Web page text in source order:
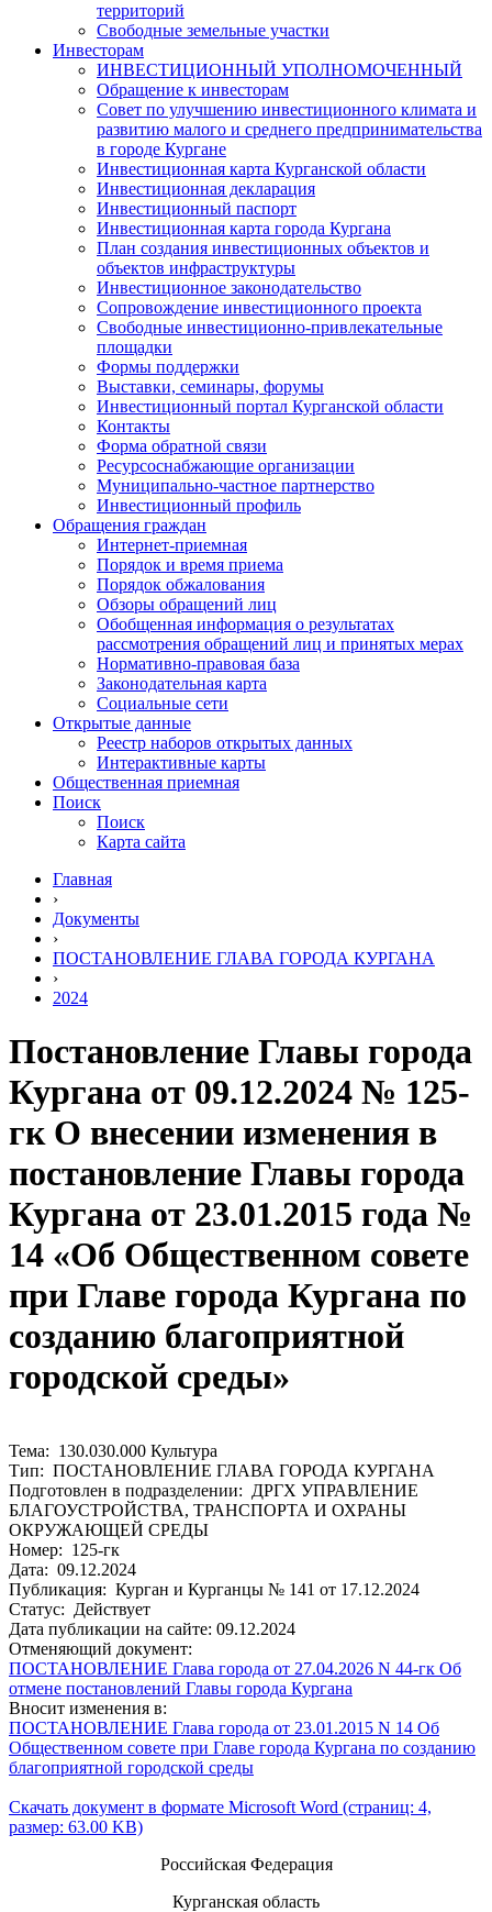
территорий
Свободные земельные участки
Инвесторам
ИНВЕСТИЦИОННЫЙ УПОЛНОМОЧЕННЫЙ
Обращение к инвесторам
Совет по улучшению инвестиционного климата и
развитию малого и среднего предпринимательства
в городе Кургане
Инвестиционная карта Курганской области
Инвестиционная декларация
Инвестиционный паспорт
Инвестиционная карта города Кургана
План создания инвестиционных объектов и
объектов инфраструктуры
Инвестиционное законодательство
Сопровождение инвестиционного проекта
Свободные инвестиционно-привлекательные
площадки
Формы поддержки
Выставки, семинары, форумы
Инвестиционный портал Курганской области
Контакты
Форма обратной связи
Ресурсоснабжающие организации
Муниципально-частное партнерство
Инвестиционный профиль
Обращения граждан
Интернет-приемная
Порядок и время приема
Порядок обжалования
Обзоры обращений лиц
Обобщенная информация о результатах
рассмотрения обращений лиц и принятых мерах
Нормативно-правовая база
Законодательная карта
Социальные сети
Открытые данные
Реестр наборов открытых данных
Интерактивные карты
Общественная приемная
Поиск
Поиск
Карта сайта
Главная
›
Документы
›
ПОСТАНОВЛЕНИЕ ГЛАВА ГОРОДА КУРГАНА
›
2024
Постановление Главы города
Кургана от 09.12.2024 № 125-
гк О внесении изменения в
постановление Главы города
Кургана от 23.01.2015 года №
14 «Об Общественном совете
при Главе города Кургана по
созданию благоприятной
городской среды»
Тема: 130.030.000 Культура
Тип: ПОСТАНОВЛЕНИЕ ГЛАВА ГОРОДА КУРГАНА
Подготовлен в подразделении: ДРГХ УПРАВЛЕНИЕ
БЛАГОУСТРОЙСТВА, ТРАНСПОРТА И ОХРАНЫ
ОКРУЖАЮЩЕЙ СРЕДЫ
Номер: 125-гк
Дата: 09.12.2024
Публикация: Курган и Курганцы № 141 от 17.12.2024
Статус: Действует
Дата публикации на сайте: 09.12.2024
Отменяющий документ:
ПОСТАНОВЛЕНИЕ Глава города от 27.04.2026 N 44-гк Об
отмене постановлений Главы города Кургана
Вносит изменения в:
ПОСТАНОВЛЕНИЕ Глава города от 23.01.2015 N 14 Об
Общественном совете при Главе города Кургана по созданию
благоприятной городской среды
Скачать документ в формате Microsoft Word (страниц: 4,
размер: 63.00 KB)
Российская Федерация
Курганская область